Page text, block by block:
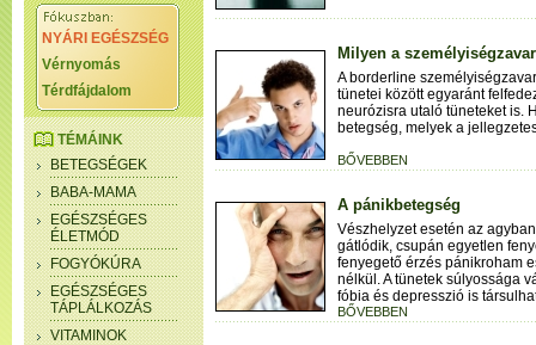
NYÁRI EGÉSZSÉG
Vérnyomás
Térdfájdalom
TÉMÁINK
BETEGSÉGEK
BABA-MAMA
EGÉSZSÉGES
ÉLETMÓD
FOGYÓKÚRA
EGÉSZSÉGES
TÁPLÁLKOZÁS
VITAMINOK
Milyen a
A borderline
tünetei között egyaránt
neurózisra utaló tüneteket is.
betegség, melyek a
BŐVEBBEN
A pánikbetegség
Vészhelyzet esetén az
gátlódik, csupán egyetlen
fenyegető érzés pánikroham
nélkül. A tünetek súlyossága
fóbia és depresszió is
BŐVEBBEN